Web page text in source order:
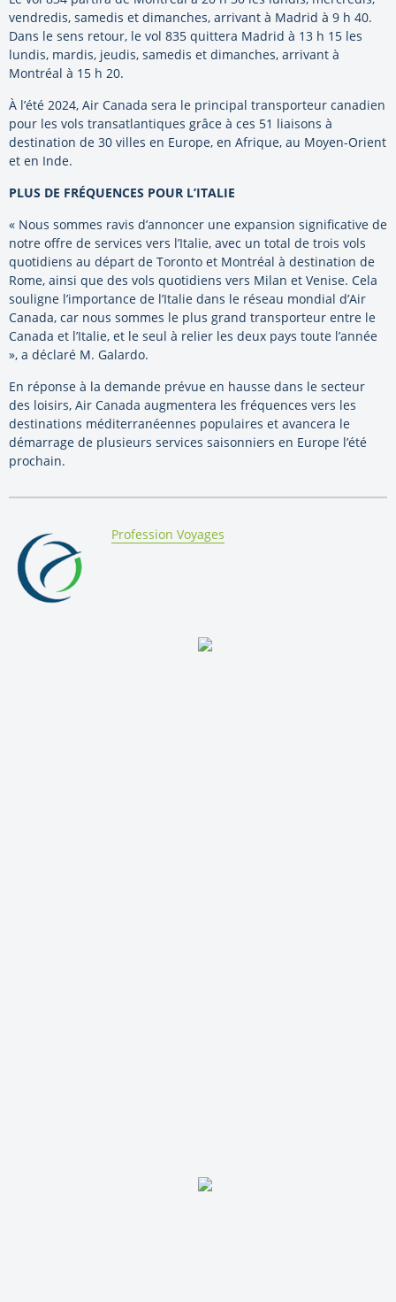
vendredis, samedis et dimanches, arrivant à Madrid à 9 h 40.
Dans le sens retour, le vol 835 quittera Madrid à 13 h 15 les
lundis, mardis, jeudis, samedis et dimanches, arrivant à
Montréal à 15 h 20.
À l’été 2024, Air Canada sera le principal transporteur canadien
pour les vols transatlantiques grâce à ces 51 liaisons à
destination de 30 villes en Europe, en Afrique, au Moyen-Orient
et en Inde.
PLUS DE FRÉQUENCES POUR L’ITALIE
« Nous sommes ravis d’annoncer une expansion significative de
notre offre de services vers l’Italie, avec un total de trois vols
quotidiens au départ de Toronto et Montréal à destination de
Rome, ainsi que des vols quotidiens vers Milan et Venise. Cela
souligne l’importance de l’Italie dans le réseau mondial d’Air
Canada, car nous sommes le plus grand transporteur entre le
Canada et l’Italie, et le seul à relier les deux pays toute l’année
», a déclaré M. Galardo.
En réponse à la demande prévue en hausse dans le secteur
des loisirs, Air Canada augmentera les fréquences vers les
destinations méditerranéennes populaires et avancera le
démarrage de plusieurs services saisonniers en Europe l’été
prochain.
By:
Profession Voyages